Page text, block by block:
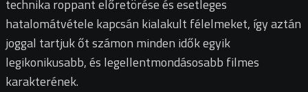
technika roppant előretörése és esetleges
hatalomátvétele kapcsán kialakult félelmeket, így aztán
joggal tartjuk őt számon minden idők egyik
legikonikusabb, és legellentmondásosabb filmes
karakterének.